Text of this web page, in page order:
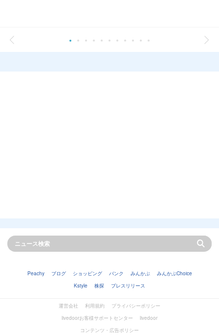
Peachy ブログ ショッピング バンク みんかぶ
みんかぶChoice
Kstyle
株探 プレスリリース
運営会社 利用規約
プライバシーポリシー
livedoorお客様サポートセンター
livedoor
コンテンツ・広告ポリシー